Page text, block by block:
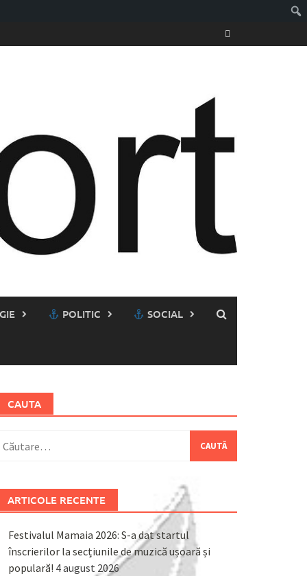
POLITIC SOCIAL
CAUTA
după:
ARTICOLE RECENTE
Festivalul Mamaia 2026: S-a dat startul
înscrierilor la secțiunile de muzică ușoară și
populară! 4 august 2026